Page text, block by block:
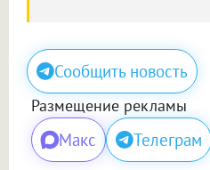
Сообщить новость
Размещение рекламы
Макс Телеграм